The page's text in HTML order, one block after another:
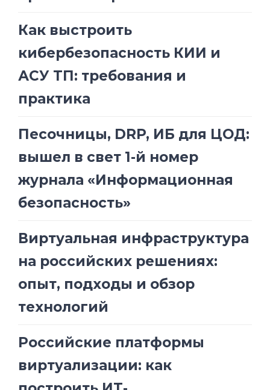
Как выстроить
кибербезопасность КИИ и
АСУ ТП: требования и
практика
Песочницы, DRP, ИБ для ЦОД:
вышел в свет 1-й номер
журнала «Информационная
безопасность»
Виртуальная инфраструктура
на российских решениях:
опыт, подходы и обзор
технологий
Российские платформы
виртуализации: как